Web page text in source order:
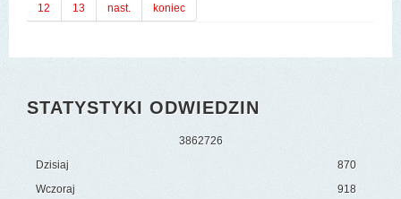
12 13 nast. koniec
STATYSTYKI ODWIEDZIN
3862726
Dzisiaj
Wczoraj
870
918